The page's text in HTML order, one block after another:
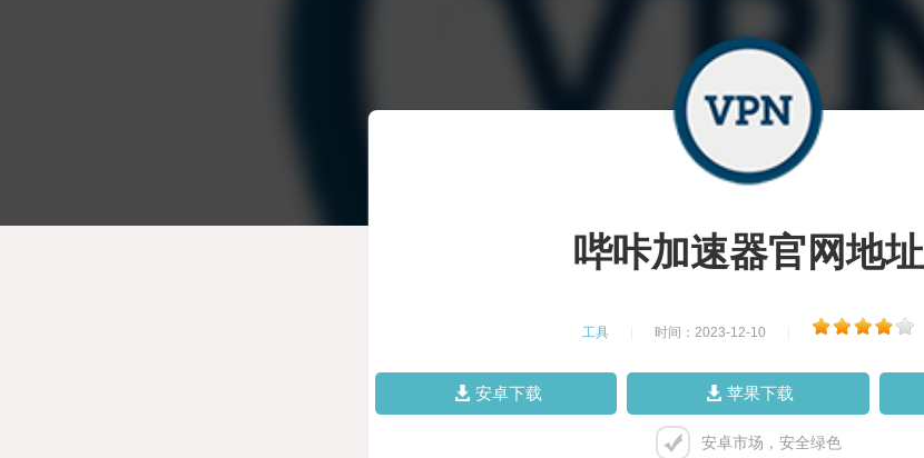
哔咔加速器官网地址
工具 时间：2023-12-10
安卓下载 苹果下载
安卓市场，安全绿色